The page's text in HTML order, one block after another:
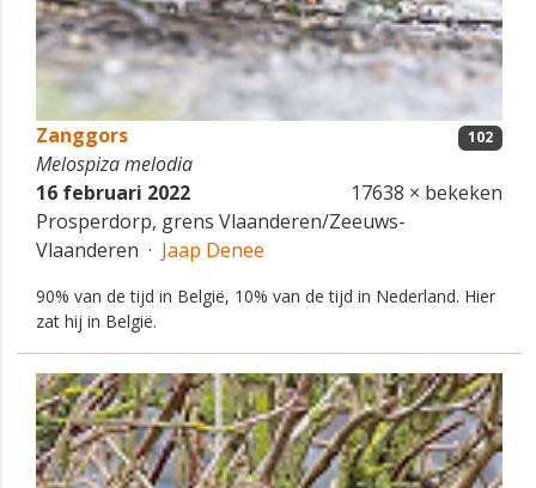
Zanggors
Melospiza melodia
102
16 februari 2022
17638 × bekeken
Prosperdorp, grens Vlaanderen/Zeeuws-
Vlaanderen · Jaap Denee
90% van de tijd in België, 10% van de tijd in Nederland. Hier
zat hij in België.